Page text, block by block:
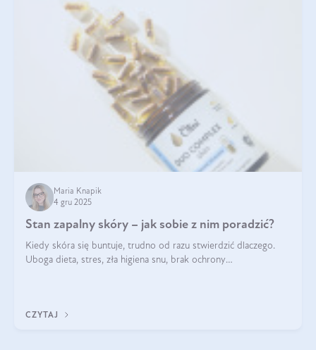
Maria Knapik
4 gru 2025
Stan zapalny skóry – jak sobie z nim poradzić?
Kiedy skóra się buntuje, trudno od razu stwierdzić dlaczego.
Uboga dieta, stres, zła higiena snu, brak ochrony
CZYTAJ